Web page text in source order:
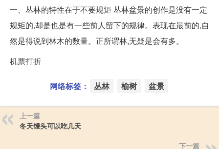
一、丛林的特性在于不要规矩 丛林盆景的创作是没有一定
规矩的,却是也是有一些前人留下的规律。表现在最前的,自
然是得说到林木的数量。正所谓林,无疑是会有多。
机票打折
网络标签： 丛林 榆树 盆景
上一篇
冬天馒头可以吃几天
下一篇